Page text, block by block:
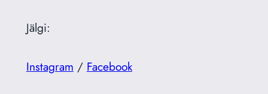
Jälgi:
Instagram / Facebook